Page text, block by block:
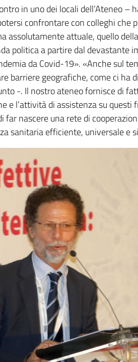
in uno dei locali dell’Ateneo –
confrontare con colleghi che
assolutamente attuale, quello
politica a partire dal devastante
da Covid-19». «Anche sul
barriere geografiche, come ci ha
-. Il nostro ateneo fornisce di
e l’attività di assistenza su questi
far nascere una rete di
sanitaria efficiente, universale e